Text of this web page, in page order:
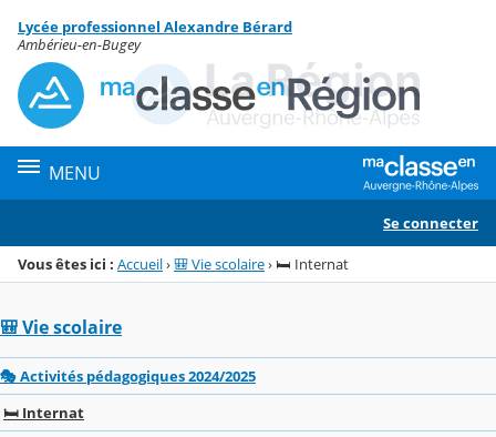
Menu de la rubrique
Contenu
Lycée professionnel Alexandre Bérard
Ambérieu-en-Bugey
MENU
Se connecter
Vous êtes ici : Accueil›🎒 Vie scolaire›🛏️ Internat
🎒 Vie scolaire
🎭 Activités pédagogiques 2024/2025
🛏️ Internat